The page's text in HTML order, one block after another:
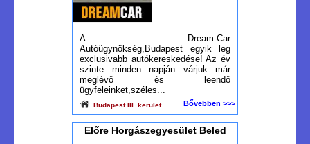
A Dream-Car
Autóügynökség,Budapest egyik leg
exclusivabb autókereskedése! Az év
szinte minden napján várjuk már
meglévő és leendő
ügyfeleinket,széles...
Budapest III. kerület Bővebben >>>
Előre Horgászegyesület Beled